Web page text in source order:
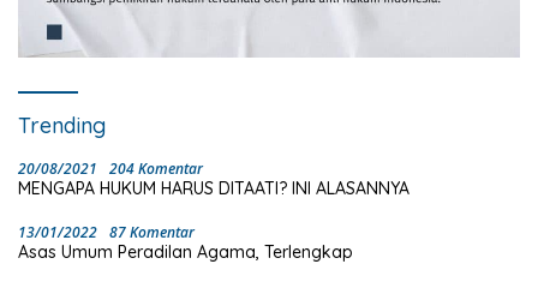
Trending
20/08/2021 204 Komentar
MENGAPA HUKUM HARUS DITAATI? INI ALASANNYA
13/01/2022 87 Komentar
Asas Umum Peradilan Agama, Terlengkap